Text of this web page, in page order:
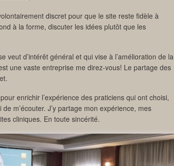
discret pour que le site reste fidèle à
à la forme, discuter les idées plutôt que les
veut d’intérêt général et qui vise à l’amélioration de la
une vaste entreprise me direz-vous! Le partage des
enrichir l’expérience des praticiens qui ont choisi,
m’écouter. J’y partage mon expérience, mes
cliniques. En toute sincérité.